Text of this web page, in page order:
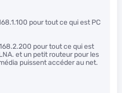
pour tout ce qui est PC
pour tout ce qui est
et un petit routeur pour les
puissent accéder au net.